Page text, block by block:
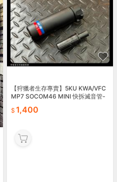
【狩獵者生存專賣】5KU KWA/VFC
MP7 SOCOM46 MINI 快拆滅音管-
1,400